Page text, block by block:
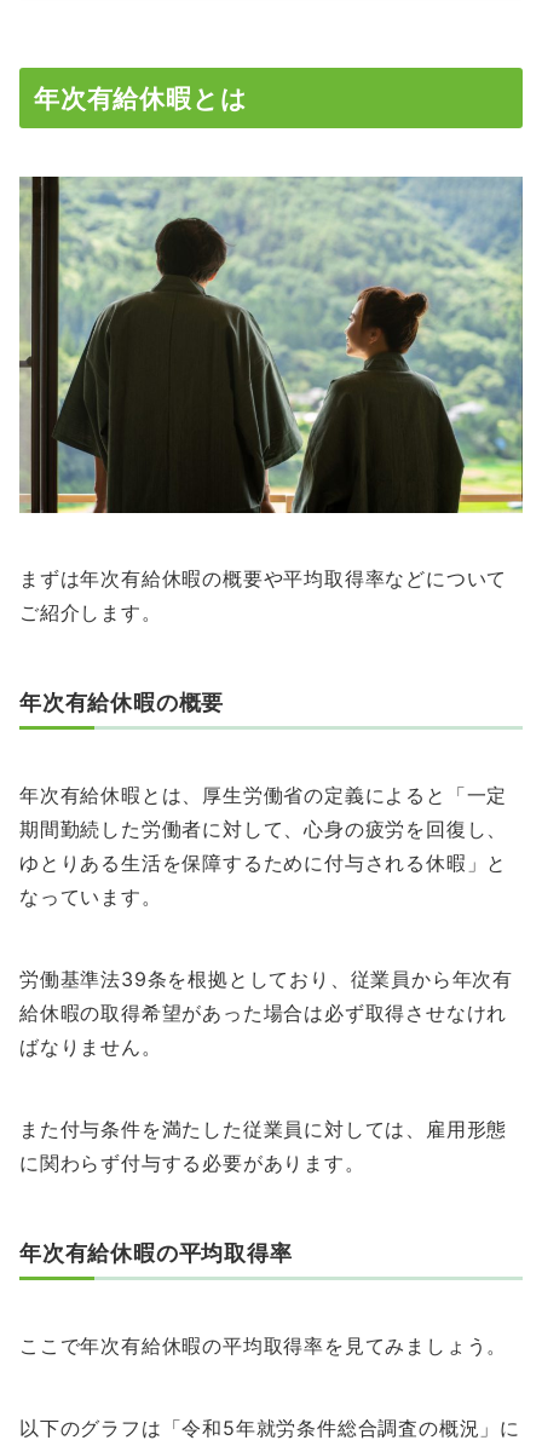
年次有給休暇とは
まずは年次有給休暇の概要や平均取得率などについて
ご紹介します。
年次有給休暇の概要
年次有給休暇とは、厚生労働省の定義によると「一定
期間勤続した労働者に対して、心身の疲労を回復し、
ゆとりある生活を保障するために付与される休暇」と
なっています。
労働基準法39条を根拠としており、従業員から年次有
給休暇の取得希望があった場合は必ず取得させなけれ
ばなりません。
また付与条件を満たした従業員に対しては、雇用形態
に関わらず付与する必要があります。
年次有給休暇の平均取得率
ここで年次有給休暇の平均取得率を見てみましょう。
以下のグラフは「令和5年就労条件総合調査の概況」に